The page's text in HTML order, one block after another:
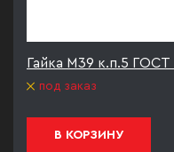
Гайка М39 к.п.5
под заказ
В КОРЗИНУ